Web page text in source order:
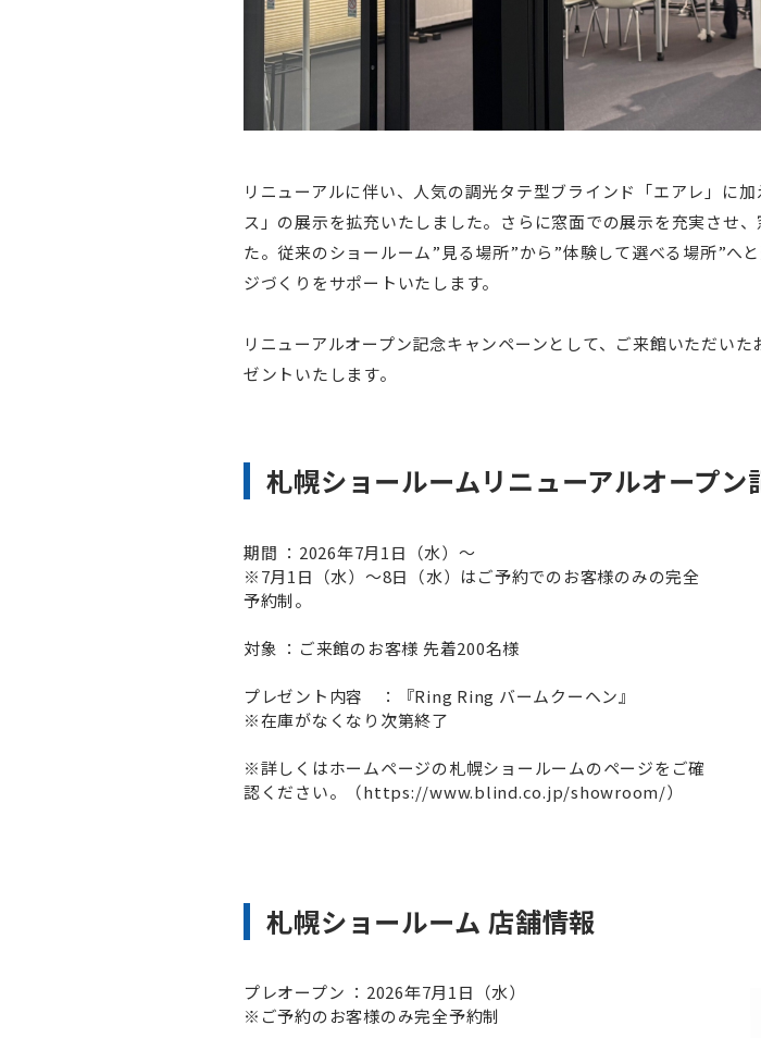
リニューアルに伴い、人気の調光タテ型ブラインド「エアレ」に
ス」の展示を拡充いたしました。さらに窓面での展示を充実させ
た。従来のショールーム”見る場所”から”体験して選べる場所”へ
ジづくりをサポートいたします。
リニューアルオープン記念キャンペーンとして、ご来館いただい
ゼントいたします。
札幌ショールームリニューアルオープ
期間 ：2026年7月1日（水）～
※7月1日（水）～8日（水）はご予約でのお客様のみの完全
予約制。
対象 ：ご来館のお客様 先着200名様
プレゼント内容 ：『Ring Ring バームクーヘン』
※在庫がなくなり次第終了
※詳しくはホームページの札幌ショールームのページをご確
認ください。（https://www.blind.co.jp/showroom/）
札幌ショールーム 店舗情報
プレオープン ：2026年7月1日（水）
※ご予約のお客様のみ完全予約制